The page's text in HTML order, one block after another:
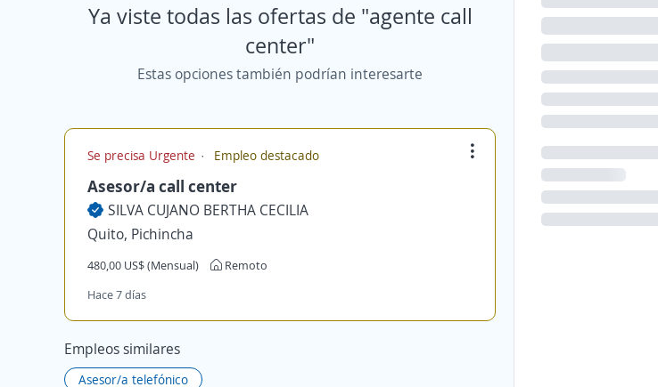
Ya viste todas las ofertas de "agente call
center"
Estas opciones también podrían interesarte
Se precisa Urgente Empleo destacado
Asesor/a call center
SILVA CUJANO BERTHA CECILIA
Quito, Pichincha
480,00 US$ (Mensual)
Remoto
Hace 7 días
Empleos similares
Asesor/a telefónico